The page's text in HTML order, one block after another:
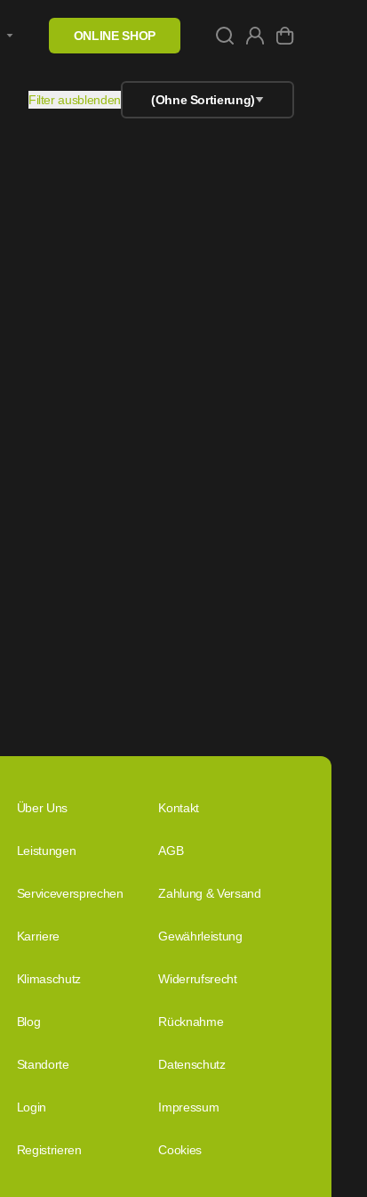
ONLINE SHOP
Filter ausblenden (Ohne Sortierung)
Über Uns Kontakt
Leistungen AGB
Serviceversprechen Zahlung & Versand
Karriere Gewährleistung
Klimaschutz Widerrufsrecht
Blog Rücknahme
Standorte Datenschutz
Login Impressum
Registrieren Cookies